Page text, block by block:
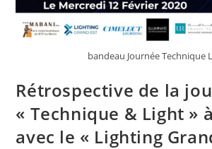
bandeau Journée Technique
Rétrospective de la
« Technique & Light » à
avec le « Lighting